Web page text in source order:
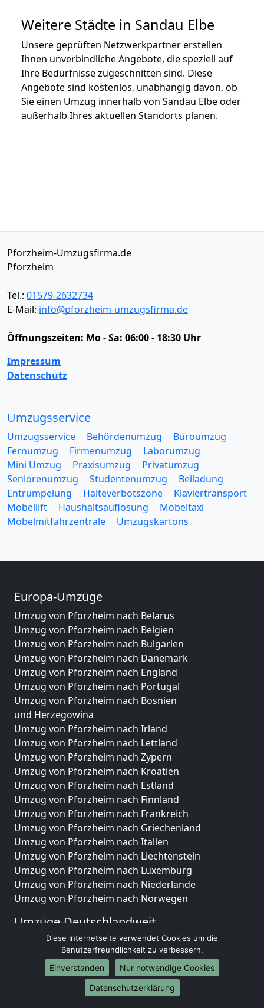
Weitere Städte in Sandau Elbe
Unsere geprüften Netzwerkpartner erstellen
Ihnen unverbindliche Angebote, die speziell auf
Ihre Bedürfnisse zugeschnitten sind. Diese
Angebote sind kostenlos, unabhängig davon, ob
Sie einen Umzug innerhalb von Sandau Elbe oder
außerhalb Ihres aktuellen Standorts planen.
Pforzheim-Umzugsfirma.de
Pforzheim
Tel.: 01579-2632734
E-Mail: info@pforzheim-umzugsfirma.de
Öffnungszeiten: Mo - Sa: 06:00 - 18:30 Uhr
Impressum
Datenschutz
Umzugsservice
Umzugsservice Behördenumzug
Büroumzug
Fernumzug
Firmenumzug
Laborumzug
Mini Umzug
Praxisumzug
Privatumzug
Seniorenumzug
Studentenumzug
Beiladung
Entrümpelung
Halteverbotszone
Klaviertransport
Möbellift
Haushaltsauflösung
Möbeltaxi
Möbelmitfahrzentrale
Umzugskartons
Europa-Umzüge
Umzug von Pforzheim nach Belarus
Umzug von Pforzheim nach Belgien
Umzug von Pforzheim nach Bulgarien
Umzug von Pforzheim nach Dänemark
Umzug von Pforzheim nach England
Umzug von Pforzheim nach Portugal
Umzug von Pforzheim nach Bosnien
und Herzegowina
Umzug von Pforzheim nach Irland
Umzug von Pforzheim nach Lettland
Umzug von Pforzheim nach Zypern
Umzug von Pforzheim nach Kroatien
Umzug von Pforzheim nach Estland
Umzug von Pforzheim nach Finnland
Umzug von Pforzheim nach Frankreich
Umzug von Pforzheim nach Griechenland
Umzug von Pforzheim nach Italien
Umzug von Pforzheim nach Liechtenstein
Umzug von Pforzheim nach Luxemburg
Umzug von Pforzheim nach Niederlande
Umzug von Pforzheim nach Norwegen
Umzüge-Deutschlandweit
Umzug von Pforzheim nach Berlin
Umzug von Pforzheim nach Hamburg
Umzug von Pforzheim nach München
Umzug von Pforzheim nach Köln
Umzug von Pforzheim nach Frankfurt am Main
Diese Internetseite verwendet Cookies um die
Benutzerfreundlichkeit zu verbessern.
Einverstanden
Nur notwendige Cookies
Datenschutzerklärung